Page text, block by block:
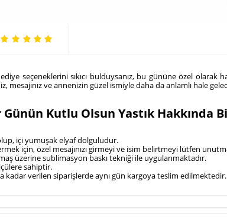
seçeneklerini sıkıcı bulduysanız, bu gününe özel olarak
mesajınız ve annenizin güzel ismiyle daha da anlamlı hale
Kutlu Olsun Yastık Hakkında
içi yumuşak elyaf dolguludur.
için, özel mesajınızı girmeyi ve isim belirtmeyi lütfen
üzerine sublimasyon baskı tekniği ile uygulanmaktadır.
sahiptir.
kadar verilen siparişlerde aynı gün kargoya teslim edilmektedir.